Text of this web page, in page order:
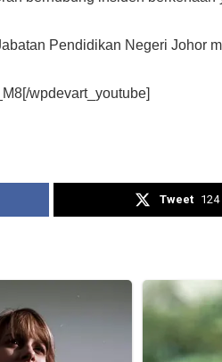
Pendidikan Negeri Johor
wpdevart_youtube]
Tweet 124